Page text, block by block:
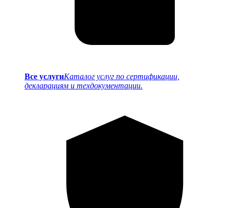
Все услугиКаталог услуг по сертификации,
декларациям и техдокументации.